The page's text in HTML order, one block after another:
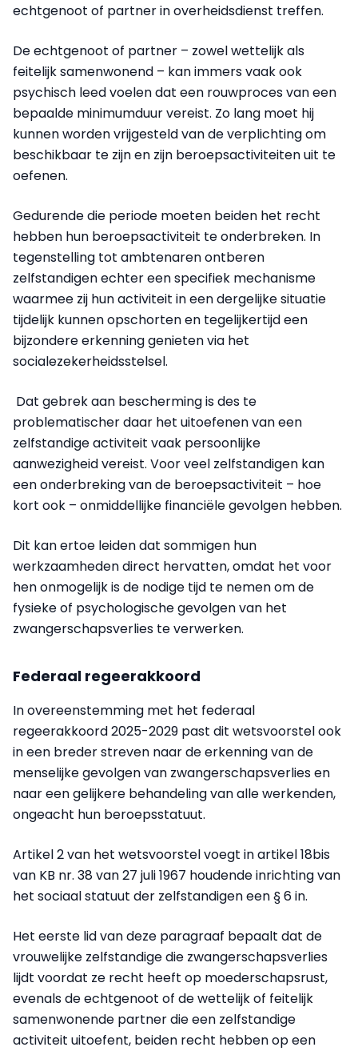
echtgenoot of partner in overheidsdienst treffen.
De echtgenoot of partner – zowel wettelijk als
feitelijk samenwonend – kan immers vaak ook
psychisch leed voelen dat een rouwproces van een
bepaalde minimumduur vereist. Zo lang moet hij
kunnen worden vrijgesteld van de verplichting om
beschikbaar te zijn en zijn beroepsactiviteiten uit te
oefenen.
Gedurende die periode moeten beiden het recht
hebben hun beroepsactiviteit te onderbreken. In
tegenstelling tot ambtenaren ontberen
zelfstandigen echter een specifiek mechanisme
waarmee zij hun activiteit in een dergelijke situatie
tijdelijk kunnen opschorten en tegelijkertijd een
bijzondere erkenning genieten via het
socialezekerheidsstelsel.
Dat gebrek aan bescherming is des te
problematischer daar het uitoefenen van een
zelfstandige activiteit vaak persoonlijke
aanwezigheid vereist. Voor veel zelfstandigen kan
een onderbreking van de beroepsactiviteit – hoe
kort ook – onmiddellijke financiële gevolgen hebben.
Dit kan ertoe leiden dat sommigen hun
werkzaamheden direct hervatten, omdat het voor
hen onmogelijk is de nodige tijd te nemen om de
fysieke of psychologische gevolgen van het
zwangerschapsverlies te verwerken.
Federaal regeerakkoord
In overeenstemming met het federaal
regeerakkoord 2025-2029 past dit wetsvoorstel ook
in een breder streven naar de erkenning van de
menselijke gevolgen van zwangerschapsverlies en
naar een gelijkere behandeling van alle werkenden,
ongeacht hun beroepsstatuut.
Artikel 2 van het wetsvoorstel voegt in artikel 18bis
van KB nr. 38 van 27 juli 1967 houdende inrichting van
het sociaal statuut der zelfstandigen een § 6 in.
Het eerste lid van deze paragraaf bepaalt dat de
vrouwelijke zelfstandige die zwangerschapsverlies
lijdt voordat ze recht heeft op moederschapsrust,
evenals de echtgenoot of de wettelijk of feitelijk
samenwonende partner die een zelfstandige
activiteit uitoefent, beiden recht hebben op een